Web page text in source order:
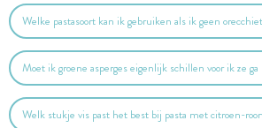
Welke pastasoort kan ik gebruiken als ik geen
Moet ik groene asperges eigenlijk schillen voor ik ze ga
Welk stukje vis past het best bij pasta met citroen-